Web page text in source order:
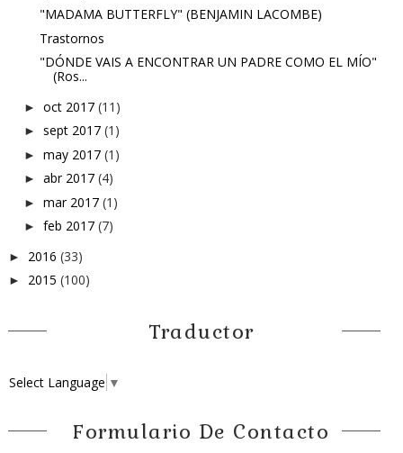
"MADAMA BUTTERFLY" (BENJAMIN LACOMBE)
Trastornos
"DÓNDE VAIS A ENCONTRAR UN PADRE COMO EL MÍO"
(Ros...
► oct 2017 (11)
► sept 2017 (1)
► may 2017 (1)
► abr 2017 (4)
► mar 2017 (1)
► feb 2017 (7)
► 2016 (33)
► 2015 (100)
Traductor
Select Language ▼
Formulario De Contacto